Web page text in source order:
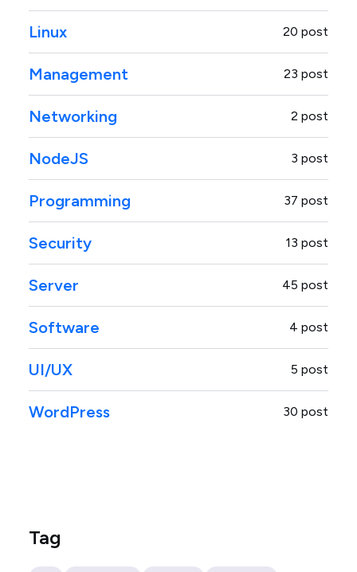
Linux 20 post
Management 23 post
Networking 2 post
NodeJS 3 post
Programming 37 post
Security 13 post
Server 45 post
Software 4 post
UI/UX 5 post
WordPress 30 post
Tag